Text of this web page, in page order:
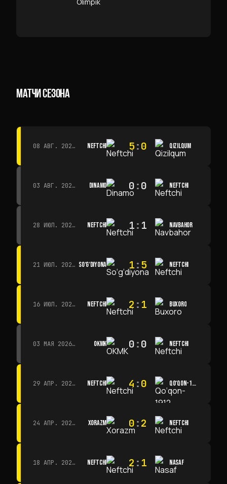
МАТЧИ СЕЗОНА
08 АВГ. 2026 Г. · 14:00 NEFTCHI 5:0 QIZILQUM
03 АВГ. 2026 Г. · 15:30 DINAMO 0:0 NEFTCHI
28 ИЮЛ. 2026 Г. · 15:00 NEFTCHI 1: 1 NAVBAHOR
21 ИЮЛ. 2026 Г. · 15:00 SO‘G‘DIYONA 1:5 NEFTCHI
16 ИЮЛ. 2026 Г. · 15:00 NEFTCHI 2 : 1 BUXORO
03 МАЯ 2026 Г. · 12:00 OKMK 0:0 NEFTCHI
29 АПР. 2026 Г. · 14:00 NEFTCHI 4 :0 QO‘QON-1912
24 АПР. 2026 Г. · 14:00 XORAZM 0:2 NEFTCHI
18 АПР. 2026 Г. · 13:00 NEFTCHI 2 : 1 NASAF